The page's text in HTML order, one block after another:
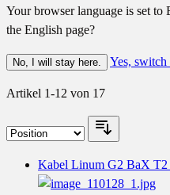
Your browser language is set
the English page?
No, I will stay here. Yes, switch
Artikel 1-12 von 17
Kabel Linum G2 BaX T2